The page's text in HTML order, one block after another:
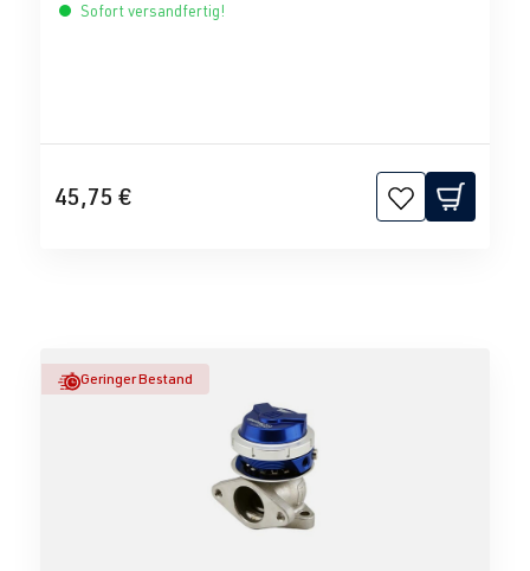
Sofort versandfertig!
45,75 €
Geringer Bestand